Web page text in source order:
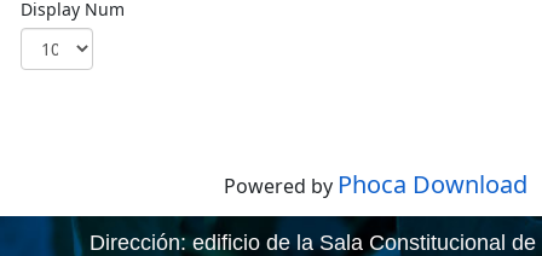
Display Num
Powered by Phoca Download
Dirección: edificio de la Sala Constitucional de